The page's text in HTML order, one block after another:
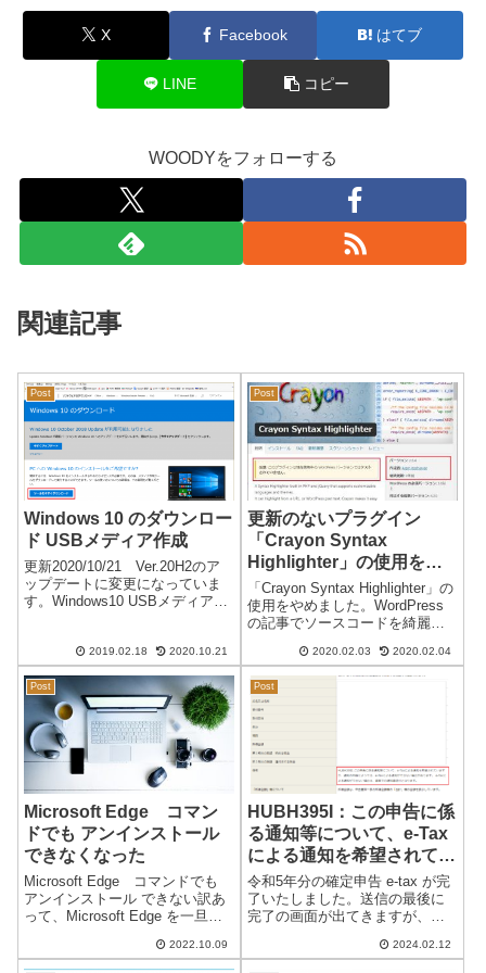
X Facebook はてブ
LINE コピー
WOODYをフォローする
関連記事
Post
Windows 10 のダウンロー
ド USBメディア作成
更新2020/10/21 Ver.20H2のア
ップデートに変更になっていま
す。Windows10 USBメディア
気にすることなくバージョンア
ップを行っています。個人的に
は、複数...
2019.02.18 2020.10.21
Post
更新のないプラグイン
「Crayon Syntax
Highlighter」の使用をや
めることにしました。
「Crayon Syntax Highlighter」の
使用をやめました。WordPress
の記事でソースコードを綺麗に
Syntax Highlighter」です。かな
り人気のある個人的にも好きな
プラグイン...
2020.02.03 2020.02.04
Post
Microsoft Edge コマン
ドでも アンインストール
できなくなった
Microsoft Edge コマンドでも
アンインストール できない訳あ
って、Microsoft Edge を一旦削
としましたが、コマンド でも ア
ンインストール ができなくなっ
2022.10.09
Post
HUBH395I：この申告に係
る通知等について、e-Tax
による通知を希望されてい
ますが、…
令和5年分の確定申告 e-tax が完
了いたしました。送信の最後に
完了の画面が出てきますが、備
があり、調べても良く分かりま
2024.02.12